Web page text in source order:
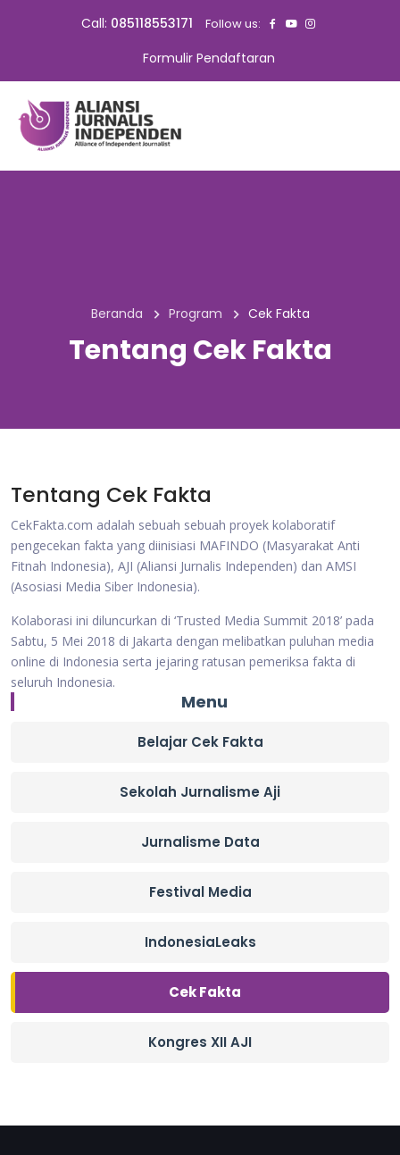
Call: 085118553171 Follow us:
Formulir Pendaftaran
Beranda Program Cek Fakta
Tentang Cek Fakta
Tentang Cek Fakta
CekFakta.com adalah sebuah sebuah proyek kolaboratif
pengecekan fakta yang diinisiasi MAFINDO (Masyarakat Anti
Fitnah Indonesia), AJI (Aliansi Jurnalis Independen) dan AMSI
(Asosiasi Media Siber Indonesia).
Kolaborasi ini diluncurkan di ‘Trusted Media Summit 2018’ pada
Sabtu, 5 Mei 2018 di Jakarta dengan melibatkan puluhan media
online di Indonesia serta jejaring ratusan pemeriksa fakta di
seluruh Indonesia.
Menu
Belajar Cek Fakta
Sekolah Jurnalisme Aji
Jurnalisme Data
Festival Media
IndonesiaLeaks
Cek Fakta
Kongres XII AJI